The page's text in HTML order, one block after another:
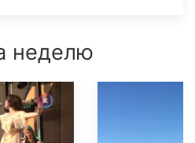
неделю